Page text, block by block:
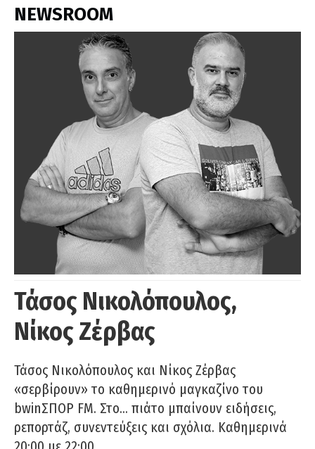
NEWSROOM
Τάσος Νικολόπουλος,
Νίκος Ζέρβας
Τάσος Νικολόπουλος και Νίκος Ζέρβας
«σερβίρουν» το καθημερινό μαγκαζίνο του
bwinΣΠΟΡ FM. Στο… πιάτο μπαίνουν ειδήσεις,
ρεπορτάζ, συνεντεύξεις και σχόλια. Καθημερινά